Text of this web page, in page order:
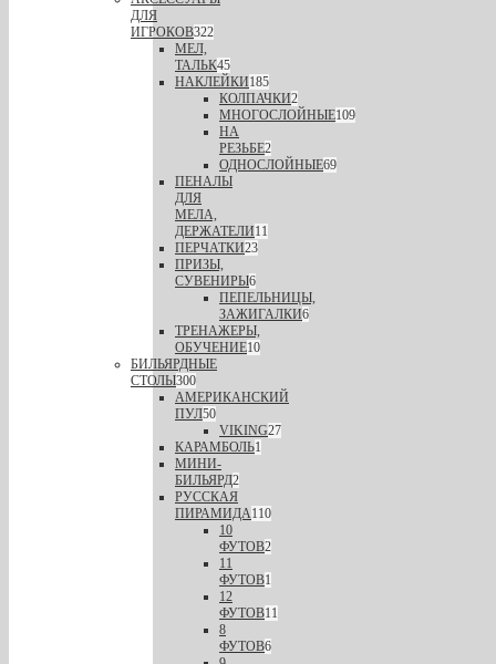
ДЛЯ
ИГРОКОВ322
МЕЛ,
ТАЛЬК45
НАКЛЕЙКИ185
КОЛПАЧКИ2
МНОГОСЛОЙНЫЕ109
НА
РЕЗЬБЕ2
ОДНОСЛОЙНЫЕ69
ПЕНАЛЫ
ДЛЯ
МЕЛА,
ДЕРЖАТЕЛИ11
ПЕРЧАТКИ23
ПРИЗЫ,
СУВЕНИРЫ6
ПЕПЕЛЬНИЦЫ,
ЗАЖИГАЛКИ6
ТРЕНАЖЕРЫ,
ОБУЧЕНИЕ10
БИЛЬЯРДНЫЕ
СТОЛЫ300
АМЕРИКАНСКИЙ
ПУЛ50
VIKING27
КАРАМБОЛЬ1
МИНИ-
БИЛЬЯРД2
РУССКАЯ
ПИРАМИДА110
10
ФУТОВ2
11
ФУТОВ1
12
ФУТОВ11
8
ФУТОВ6